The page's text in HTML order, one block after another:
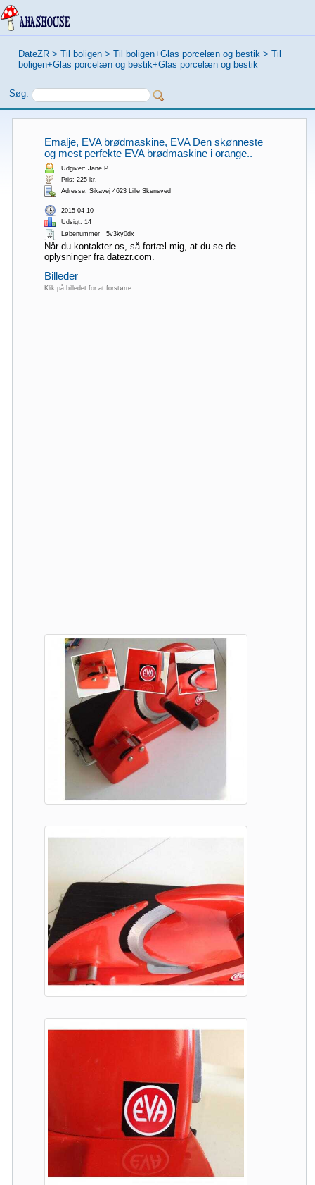
DateZR > Til boligen > Til boligen+Glas porcelæn og bestik > Til
boligen+Glas porcelæn og bestik+Glas porcelæn og bestik
Søg:
Emalje, EVA brødmaskine, EVA Den skønneste
og mest perfekte EVA brødmaskine i orange..
Udgiver: Jane P.
Pris: 225 kr.
Adresse: Sikavej 4623 Lille Skensved
2015-04-10
Udsigt: 14
Løbenummer：5v3ky0dx
Når du kontakter os, så fortæl mig, at du se de
oplysninger fra datezr.com.
Billeder
Klik på billedet for at forstørre